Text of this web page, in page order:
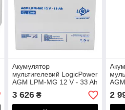
Акумулятор
мультигелевий LogicPower
AGM LPM-MG 12 V - 33 Ah
3 626₴ 2